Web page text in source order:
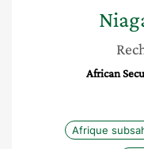
African
Afrique